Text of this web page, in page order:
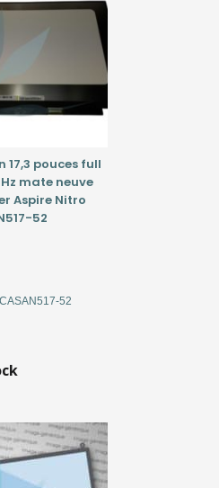
17,3 pouces full
mate neuve
Aspire Nitro
52
52